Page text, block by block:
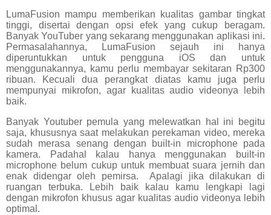
LumaFusion mampu memberikan kualitas gambar tingkat
tinggi, disertai dengan opsi efek yang cukup beragam.
Banyak YouTuber yang sekarang menggunakan aplikasi ini.
Permasalahannya, LumaFusion sejauh ini hanya
diperuntukkan untuk pengguna iOS dan untuk
menggunakannya, kamu perlu membayar sekitaran Rp300
ribuan. Kecuali dua perangkat diatas kamu juga perlu
mempunyai mikrofon, agar kualitas audio videonya lebih
baik.
Banyak Youtuber pemula yang melewatkan hal ini begitu
saja, khususnya saat melakukan perekaman video, mereka
sudah merasa senang dengan built-in microphone pada
kamera. Padahal kalau hanya menggunakan built-in
microphone belum cukup untuk membuat suara jernih dan
enak didengar oleh pemirsa.
Apalagi jika dilakukan di
ruangan terbuka. Lebih baik kalau kamu lengkapi lagi
dengan mikrofon khusus agar kualitas audio videonya lebih
optimal.